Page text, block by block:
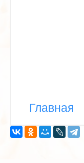
Главная